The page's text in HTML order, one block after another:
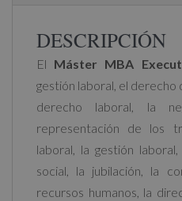
DESCRIPCIÓN
El Máster MBA
gestión laboral, el derecho
derecho laboral, la
representación de los
laboral, la gestión
social, la jubilación, la
recursos humanos, la